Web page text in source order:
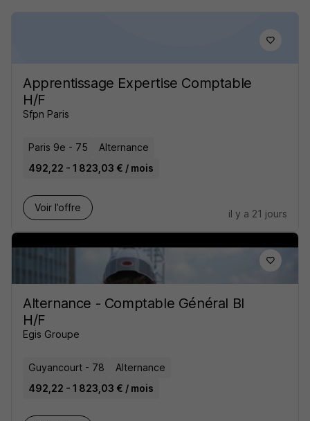
Apprentissage Expertise Comptable
H/F
Sfpn Paris
Paris 9e - 75
Alternance
492,22 - 1 823,03 € / mois
Voir l’offre
il y a 21 jours
Alternance - Comptable Général Bl
H/F
Egis Groupe
Guyancourt - 78
Alternance
492,22 - 1 823,03 € / mois